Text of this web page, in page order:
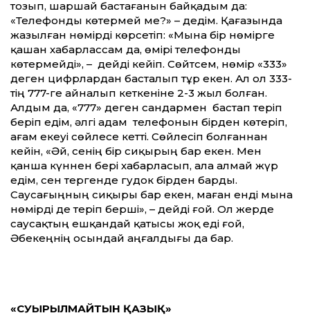
тозып, шаршай бастағанын байқадым да:
«Телефонды көтермей ме?» – дедім. Қағазында
жазылған нөмірді көрсетіп: «Мына бір нөмірге
қашан хабарлассам да, өмірі телефонды
көтермейді», – дейді кейіп. Сөйтсем, нөмір «333»
деген цифрлардан басталып тұр екен. Ал ол 333-
тің 777-ге айналып кеткеніне 2-3 жыл болған.
Алдым да, «777» деген сандармен бастап теріп
беріп едім, әлгі адам телефонын бірден көтеріп,
ағам екеуі сөйлесе кетті. Сөйлесіп болғаннан
кейін, «Әй, сенің бір сиқырың бар екен. Мен
қанша күннен бері хабарласып, ала алмай жүр
едім, сен тергенде гудок бірден барды.
Саусағыңның сиқыры бар екен, маған енді мына
нөмірді де теріп берші», – дейді ғой. Ол жерде
саусақтың ешқандай қатысы жоқ еді ғой,
Әбекеңнің осындай аңғалдығы да бар.
«СУЫРЫЛМАЙТЫН ҚАЗЫҚ»